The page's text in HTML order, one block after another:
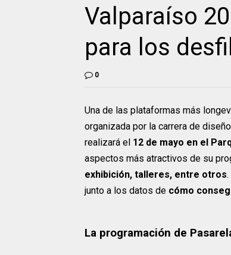
Valparaíso
para los
0
Una de las plataformas más
organizada por la carrera de
realizará el 12 de mayo en el
aspectos más atractivos de su
exhibición, talleres, entre otros
junto a los datos de cómo
La programación de